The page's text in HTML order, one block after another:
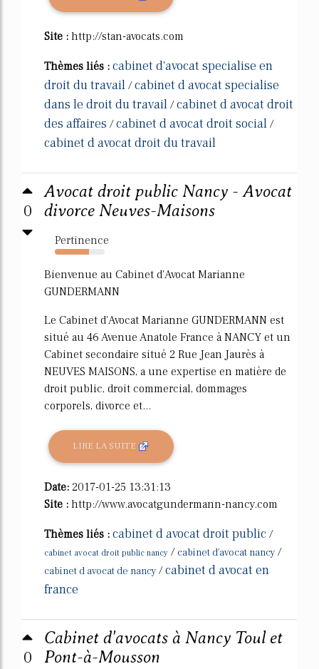
Site : http://stan-avocats.com
Thèmes liés : cabinet d'avocat specialise en
droit du travail /cabinet d avocat specialise
dans le droit du travail /cabinet d avocat droit
des affaires /cabinet d avocat droit social /
cabinet d avocat droit du travail
0
Avocat droit public Nancy - Avocat
divorce Neuves-Maisons
Pertinence
68%
Bienvenue au Cabinet d'Avocat Marianne
GUNDERMANN
Le Cabinet d'Avocat Marianne GUNDERMANN est
situé au 46 Avenue Anatole France à NANCY et un
Cabinet secondaire situé 2 Rue Jean Jaurès à
NEUVES MAISONS, a une expertise en matière de
droit public, droit commercial, dommages
corporels, divorce et...
LIRE LA SUITE
Date: 2017-01-25 13:31:13
Site : http://www.avocatgundermann-nancy.com
Thèmes liés : cabinet d avocat droit public /
cabinet avocat droit public nancy / cabinet d'avocat nancy /
cabinet d avocat de nancy /cabinet d avocat en
france
0
Cabinet d'avocats à Nancy Toul et
Pont-à-Mousson